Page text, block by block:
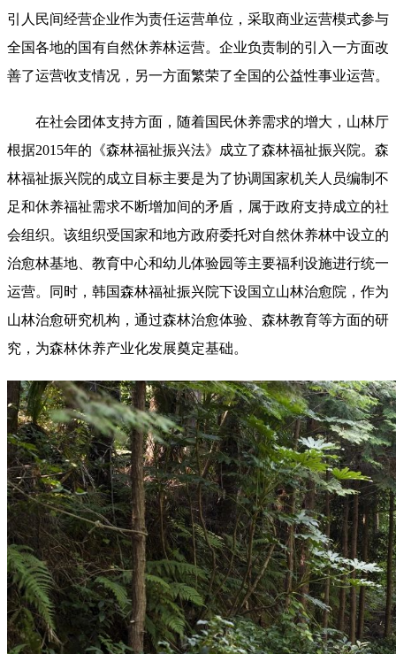
引人民间经营企业作为责任运营单位，采取商业运营模式参与
全国各地的国有自然休养林运营。企业负责制的引入一方面改
善了运营收支情况，另一方面繁荣了全国的公益性事业运营。
在社会团体支持方面，随着国民休养需求的增大，山林厅
根据2015年的《森林福祉振兴法》成立了森林福祉振兴院。森
林福祉振兴院的成立目标主要是为了协调国家机关人员编制不
足和休养福祉需求不断增加间的矛盾，属于政府支持成立的社
会组织。该组织受国家和地方政府委托对自然休养林中设立的
治愈林基地、教育中心和幼儿体验园等主要福利设施进行统一
运营。同时，韩国森林福祉振兴院下设国立山林治愈院，作为
山林治愈研究机构，通过森林治愈体验、森林教育等方面的研
究，为森林休养产业化发展奠定基础。